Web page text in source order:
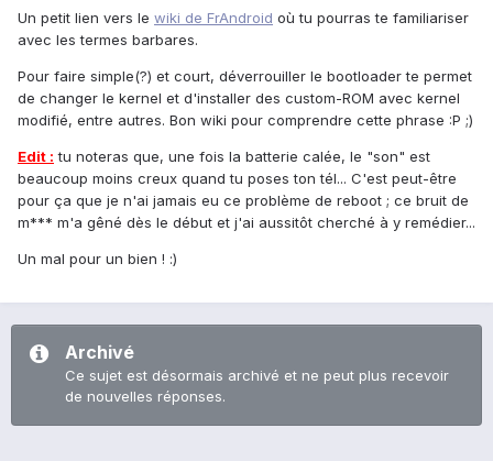
Un petit lien vers le wiki de FrAndroid où tu pourras te familiariser
avec les termes barbares.
Pour faire simple(?) et court, déverrouiller le bootloader te permet
de changer le kernel et d'installer des custom-ROM avec kernel
modifié, entre autres. Bon wiki pour comprendre cette phrase :P ;)
Edit : tu noteras que, une fois la batterie calée, le "son" est
beaucoup moins creux quand tu poses ton tél... C'est peut-être
pour ça que je n'ai jamais eu ce problème de reboot ; ce bruit de
m*** m'a gêné dès le début et j'ai aussitôt cherché à y remédier...
Un mal pour un bien ! :)
Archivé
Ce sujet est désormais archivé et ne peut plus recevoir
de nouvelles réponses.